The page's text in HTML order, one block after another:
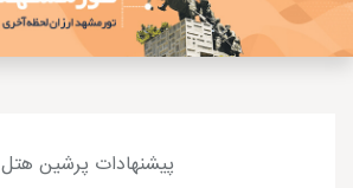
پیشنهادات پرشین هتل